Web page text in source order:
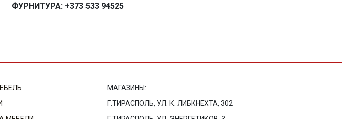
ФУРНИТУРА: +373 533 94525
МАГАЗИНЫ:
Г.ТИРАСПОЛЬ, УЛ. К. ЛИБКНЕХТА, 302